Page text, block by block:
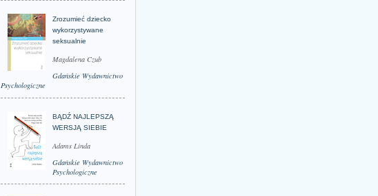
Zrozumieć dziecko
wykorzystywane
seksualnie
Magdalena Czub
Gdańskie Wydawnictwo
Psychologiczne
BĄDŹ NAJLEPSZĄ
WERSJĄ SIEBIE
Adams Linda
Gdańskie Wydawnictwo
Psychologiczne